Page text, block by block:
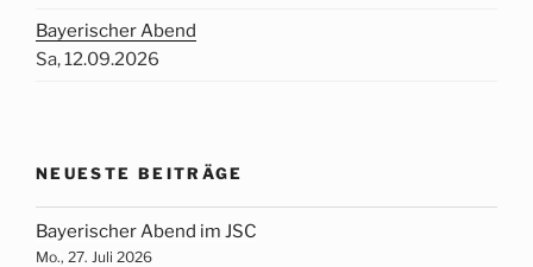
Bayerischer Abend
Sa, 12.09.2026
NEUESTE BEITRÄGE
Bayerischer Abend im JSC
Mo., 27. Juli 2026